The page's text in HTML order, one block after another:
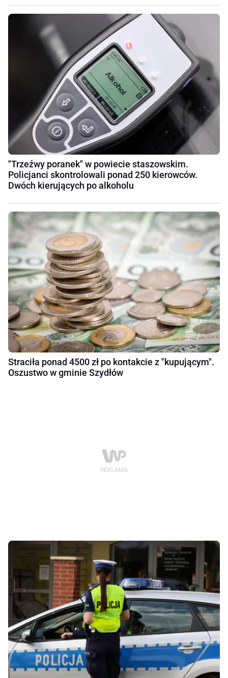
"Trzeźwy poranek" w powiecie staszowskim.
Policjanci skontrolowali ponad 250 kierowców.
Dwóch kierujących po alkoholu
Straciła ponad 4500 zł po kontakcie z "kupującym".
Oszustwo w gminie Szydłów